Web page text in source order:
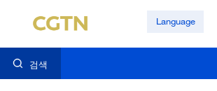
Language
검색